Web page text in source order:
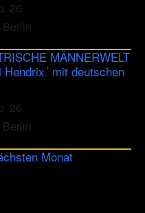
26
Berlin
MÄNNERWELT
Hendrix´ mit deutschen
26
Berlin
Monat